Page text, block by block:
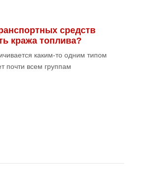
средств
кража топлива?
каким-то одним типом
почти всем группам